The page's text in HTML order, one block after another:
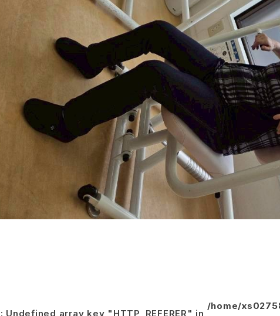
: Undefined array key "HTTP_REFERER" in
/home/